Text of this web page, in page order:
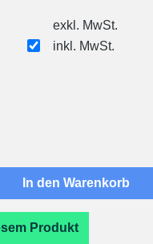
exkl. MwSt.
inkl. MwSt.
gewünschten
In den Warenkorb
Produkt